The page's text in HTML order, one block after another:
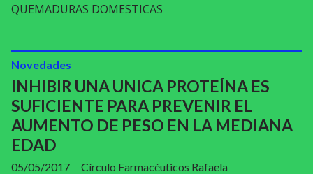
QUEMADURAS DOMESTICAS
INHIBIR UNA UNICA PROTEÍNA ES
SUFICIENTE PARA PREVENIR EL
AUMENTO DE PESO EN LA MEDIANA
EDAD
Círculo Farmacéuticos Rafaela
Novedades
05/05/2017